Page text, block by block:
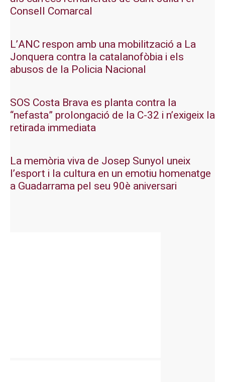
Consell Comarcal
L’ANC respon amb una mobilització a La
Jonquera contra la catalanofòbia i els
abusos de la Policia Nacional
SOS Costa Brava es planta contra la
“nefasta” prolongació de la C-32 i n’exigeix la
retirada immediata
La memòria viva de Josep Sunyol uneix
l’esport i la cultura en un emotiu homenatge
a Guadarrama pel seu 90è aniversari